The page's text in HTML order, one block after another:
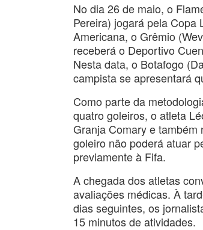
No dia 26 de maio, o
Pereira) jogará pela Copa
Americana, o Grêmio
receberá o Deportivo
Nesta data, o Botafogo
campista se apresentará
Como parte da
quatro goleiros, o atleta
Granja Comary e
goleiro não poderá atuar
previamente à Fifa.
A chegada dos atletas
avaliações médicas. À
dias seguintes, os
15 minutos de atividades.